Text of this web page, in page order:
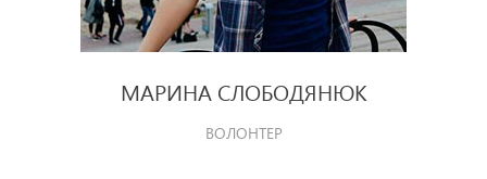
МАРИНА СЛОБОДЯНЮК
ВОЛОНТЕР